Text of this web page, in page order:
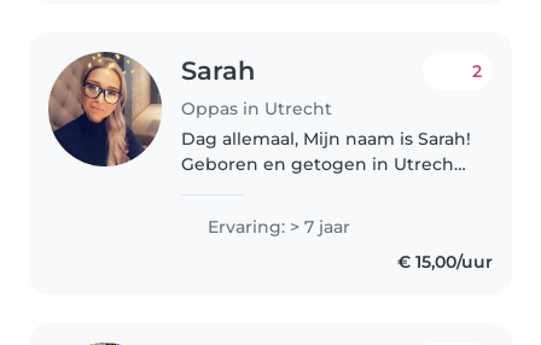
Sarah
Oppas in Utrecht
2
Dag allemaal, Mijn naam is Sarah!
Geboren en getogen in Utrecht .
, flexibele jongedame die het
ontzettend leuk vindt om op te
Ervaring: > 7 jaar
€ 15,00/uur